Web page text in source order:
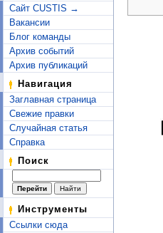
Сайт CUSTIS →
Вакансии
Блог команды
Архив событий
Архив публикаций
Навигация
Заглавная страница
Свежие правки
Случайная статья
Справка
Поиск
Инструменты
Ссылки сюда